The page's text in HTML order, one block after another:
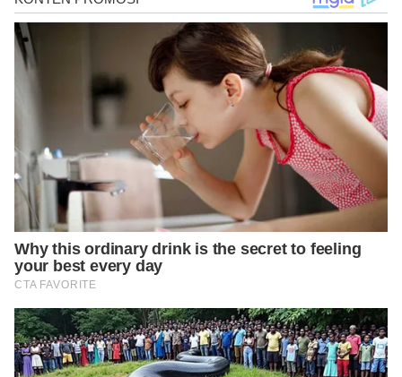
benefits/
https://www.ncbi.nlm.nih.gov/pmc/articles/PMC3315253/
https://www.cdc.gov/physicalactivity/basics/pa-
https://www.ncbi.nlm.nih.gov/pmc/articles/PMC2992225/